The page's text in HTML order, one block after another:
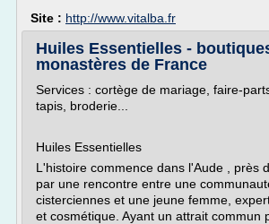
Site : http://www.vitalba.fr
Huiles Essentielles -
monastères de France
Services : cortège de mariage, faire-
tapis, broderie...
Huiles Essentielles
L'histoire commence dans l'Aude , près
par une rencontre entre une
cisterciennes et une jeune femme,
et cosmétique. Ayant un attrait commun